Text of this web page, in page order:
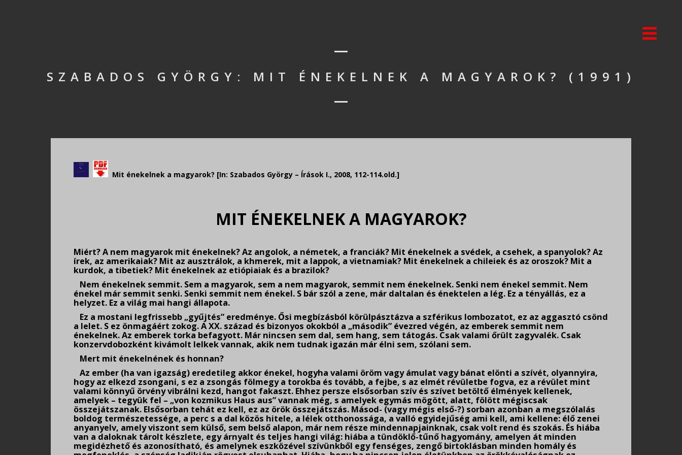
SZABADOS GYÖRGY: MIT ÉNEKELNEK A MAGYAROK? (1991)
Mit énekelnek a magyarok? [In: Szabados György – Írások I., 2008, 112-114.old.]
MIT ÉNEKELNEK A MAGYAROK?
Miért? A nem magyarok mit énekelnek? Az angolok, a németek, a franciák? Mit énekelnek a svédek, a csehek, a spanyolok? Az
írek, az amerikaiak? Mit az ausztrálok, a khmerek, mit a lappok, a vietnamiak? Mit énekelnek a chileiek és az oroszok? Mit a
kurdok, a tibetiek? Mit énekelnek az etiópiaiak és a brazilok?
Nem énekelnek semmit. Sem a magyarok, sem a nem magyarok, semmit nem énekelnek. Senki nem énekel semmit. Nem
énekel már semmit senki. Senki semmit nem énekel. S bár szól a zene, már daltalan és énektelen a lég. Ez a tényállás, ez a
helyzet. Ez a világ mai hangi állapota.
Ez a mostani legfrissebb „gyűjtés” eredménye. Ősi megbízásból körülpásztázva a szférikus lombozatot, ez az aggasztó csönd
a lelet. S ez önmagáért zokog. A XX. század és bizonyos okokból a „második” évezred végén, az emberek semmit nem
énekelnek. Az emberek torka befagyott. Már nincsen sem dal, sem hang, sem tátogás. Csak valami őrült zagyvalék. Csak
konzervdobozként kivámolt lelkek vannak, akik nem tudnak igazán már élni sem, szólani sem.
Mert mit énekelnének és honnan?
Az ember (ha van igazság) eredetileg akkor énekel, hogyha valami öröm vagy ámulat vagy bánat elönti a szívét, olyannyira,
hogy az elkezd zsongani, s ez a zsongás fölmegy a torokba és tovább, a fejbe, s az elmét révületbe fogva, ez a révület mint
valami könnyű örvény vibrálni kezd, hangot fakaszt. Ehhez persze elsősorban szív és szívet betöltő élmények kellenek,
amelyek – tegyük fel – „von kozmikus Haus aus” vannak még, s amelyek egymás mögött, alatt, fölött mégiscsak
összejátszanak. Elsősorban tehát ez kell, ez az örök összejátszás. Másod- (vagy mégis első-?) sorban azonban a megszólalás
boldog természetessége, a perc s a dal közös hitele, a lélek otthonossága, a valló egyidejűség ami kell, ami kellene: élő zenei
anyanyelv, amely viszont sem külső, sem belső alapon, már nem része mindennapjainknak, csak volt rend és szokás. És hiába
van a daloknak tárolt készlete, egy árnyalt és teljes hangi világ: hiába a tündöklő-tűnő hagyomány, amelyen át minden
megidézhető és azonosítható, és amelynek eszközével szívünkből egy fenséges, zengő birtoklásban minden homály és